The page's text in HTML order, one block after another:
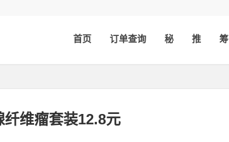
首页 订单查询 秘 推 筹
纤维瘤套装12.8元